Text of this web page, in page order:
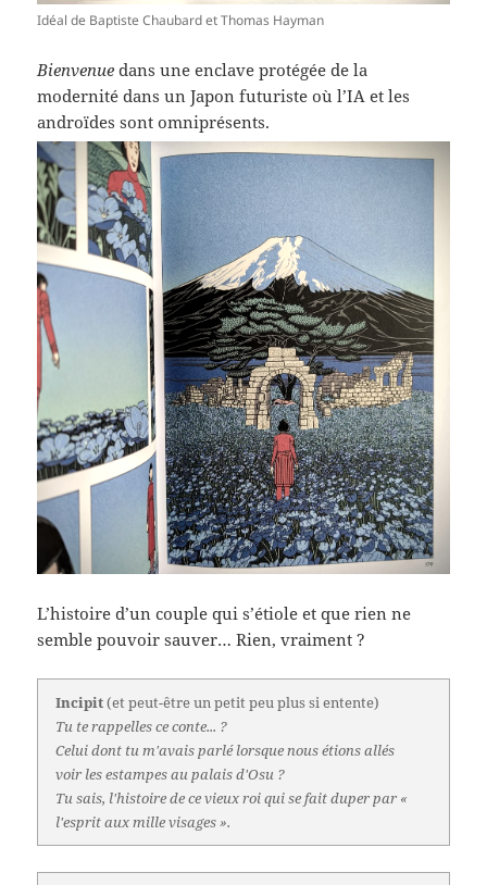
Idéal de Baptiste Chaubard et Thomas Hayman
Bienvenue dans une enclave protégée de la
modernité dans un Japon futuriste où l’IA et les
androïdes sont omniprésents.
L’histoire d’un couple qui s’étiole et que rien ne
semble pouvoir sauver… Rien, vraiment ?
Incipit(et peut-être un petit peu plus si entente)
Tu te rappelles ce conte... ?
Celui dont tu m'avais parlé lorsque nous étions allés
voir les estampes au palais d'Osu ?
Tu sais, l'histoire de ce vieux roi qui se fait duper par «
l'esprit aux mille visages ».